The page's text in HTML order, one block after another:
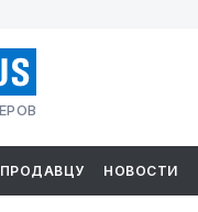
ПРОДАВЦУ НОВОСТИ